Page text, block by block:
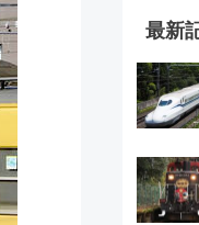
最新